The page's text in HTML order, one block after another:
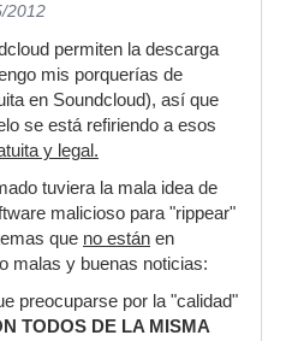
2012
permiten la descarga
mis porquerías de
en Soundcloud), así que
se está refiriendo a esos
y legal.
tuviera la mala idea de
malicioso para "rippear"
que no están en
malas y buenas noticias:
preocuparse por la "calidad"
TODOS DE LA MISMA